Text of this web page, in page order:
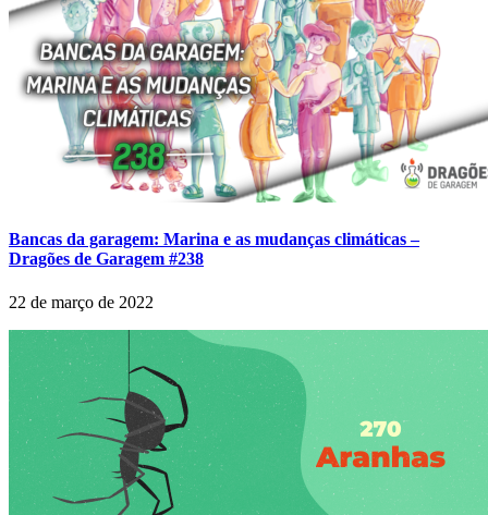
Bancas da garagem: Marina e as mudanças climáticas –
Dragões de Garagem #238
22 de março de 2022